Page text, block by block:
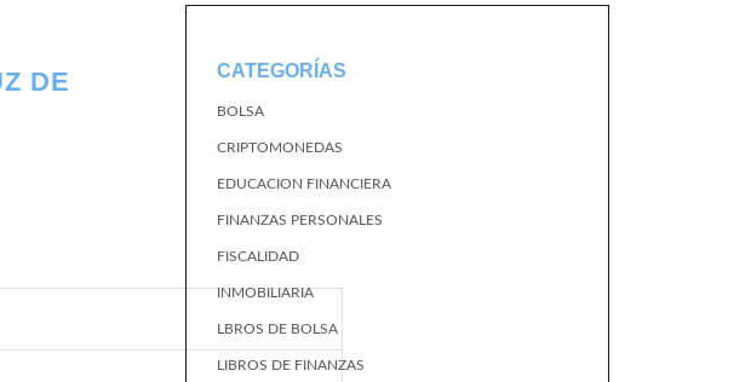
DE
CATEGORÍAS
BOLSA
CRIPTOMONEDAS
EDUCACION FINANCIERA
FINANZAS PERSONALES
FISCALIDAD
INMOBILIARIA
LBROS DE BOLSA
LIBROS DE FINANZAS